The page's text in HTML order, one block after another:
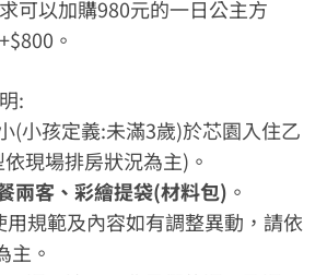
可以加購980元的一日公主方
。
:
(小孩定義:未滿3歲)於芯園入住乙
現場排房狀況為主)。
兩客、彩繪提袋(材料包) 。
規範及內容如有調整異動，請依
主。